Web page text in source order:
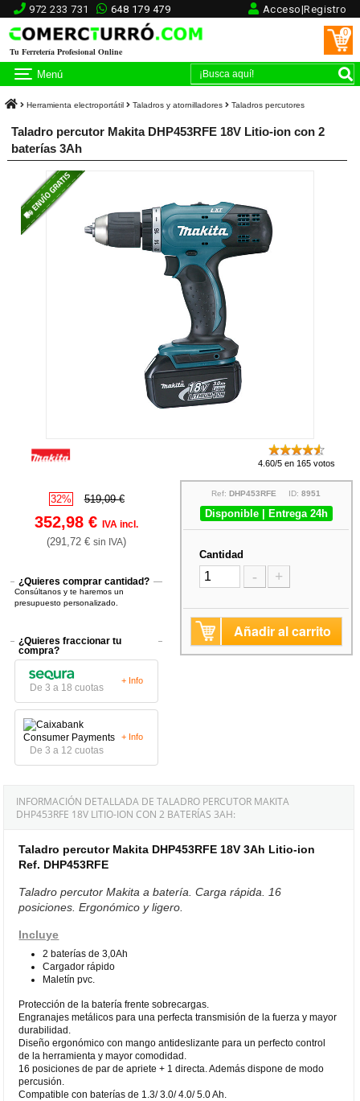
972 233 731 648 179 479 Acceso|Registro
Tu Ferretería Profesional Online
0
Menú
Herramienta electroportátil Taladros y atornilladores Taladros percutores
Taladro percutor Makita DHP453RFE 18V Litio-ion con 2
baterías 3Ah
4.60/5 en 165 votos
32% 519,09 €
352,98 €IVA incl.
(291,72 €sin IVA)
¿Quieres comprar cantidad?
Consúltanos y te haremos un
presupuesto personalizado.
¿Quieres fraccionar tu
compra?
De 3 a 18 cuotas
+ Info
De 3 a 12 cuotas
+ Info
Ref:DHP453RFE ID:8951
Disponible | Entrega 24h
Cantidad
- +
Añadir al carrito
INFORMACIÓN DETALLADA DE TALADRO PERCUTOR MAKITA
DHP453RFE 18V LITIO-ION CON 2 BATERÍAS 3AH:
Taladro percutor Makita DHP453RFE 18V 3Ah Litio-ion
Ref. DHP453RFE
Taladro percutor Makita a batería. Carga rápida. 16
posiciones. Ergonómico y ligero.
Incluye
2 baterías de 3,0Ah
Cargador rápido
Maletín pvc.
Protección de la batería frente sobrecargas.
Engranajes metálicos para una perfecta transmisión de la fuerza y mayor
durabilidad.
Diseño ergonómico con mango antideslizante para un perfecto control
de la herramienta y mayor comodidad.
16 posiciones de par de apriete + 1 directa. Además dispone de modo
percusión.
Compatible con baterías de 1.3/ 3.0/ 4.0/ 5.0 Ah.